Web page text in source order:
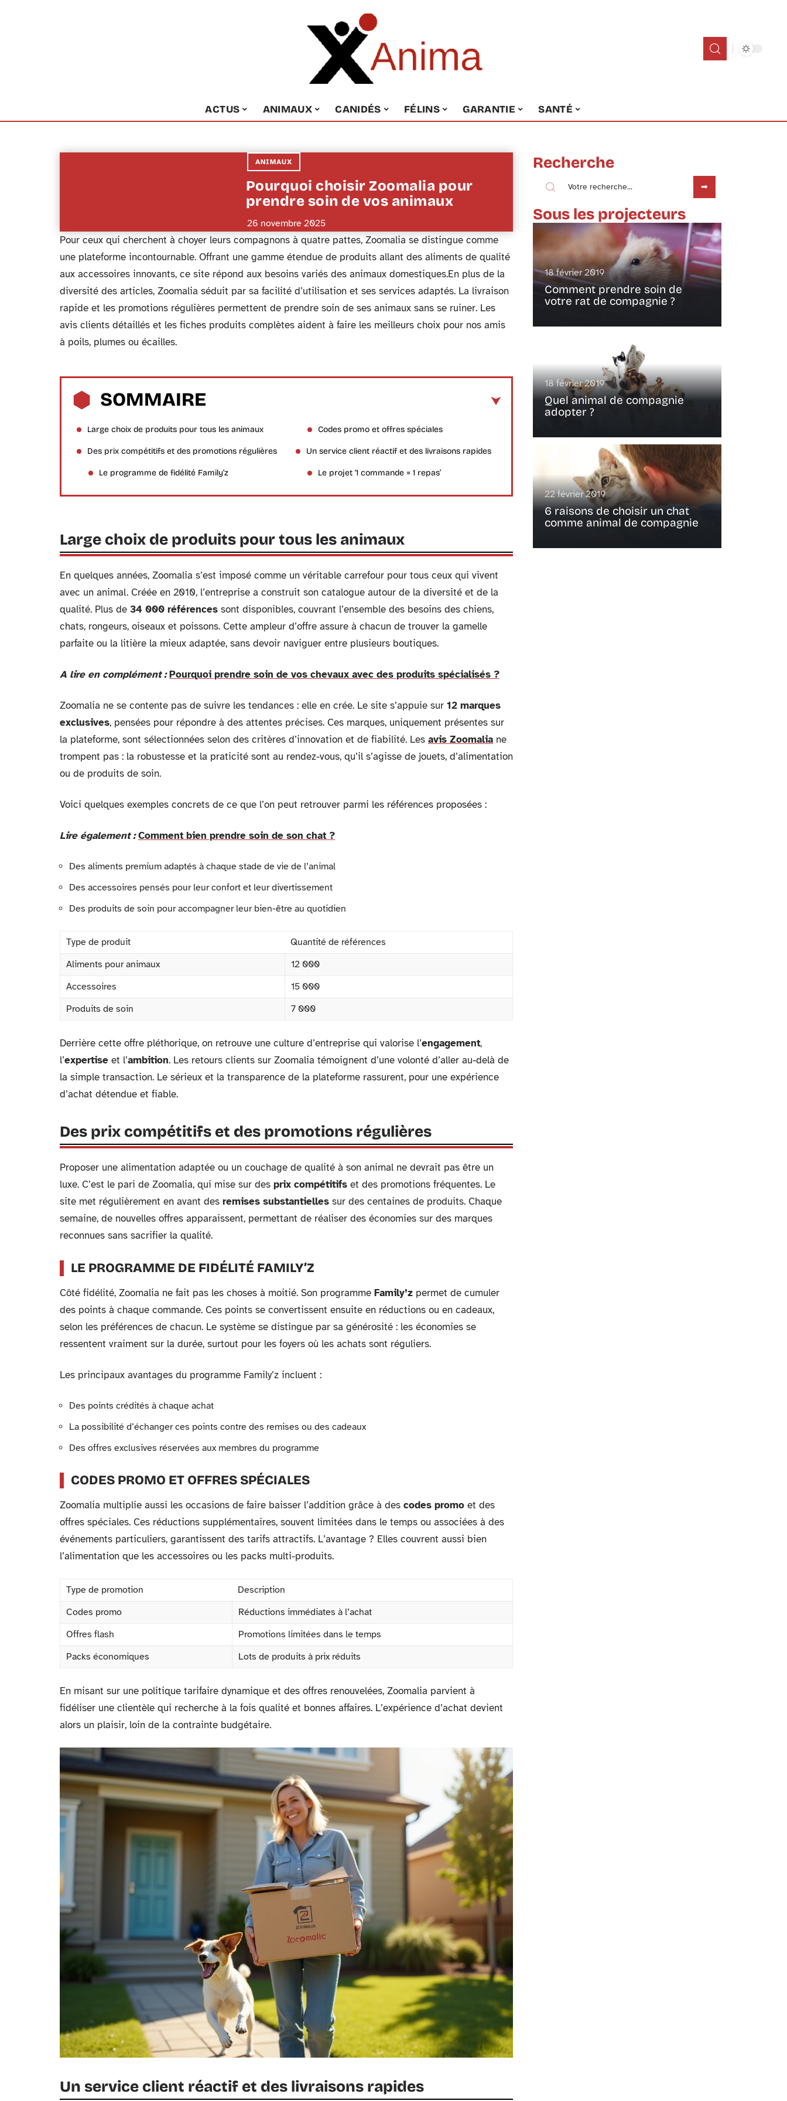
ACTUS ANIMAUX CANIDÉS FÉLINS GARANTIE SANTÉ
ANIMAUX
Pourquoi choisir Zoomalia pour
prendre soin de vos animaux
26 novembre 2025
Pour ceux qui cherchent à choyer leurs compagnons à quatre pattes, Zoomalia se distingue comme
une plateforme incontournable. Offrant une gamme étendue de produits allant des aliments de qualité
aux accessoires innovants, ce site répond aux besoins variés des animaux domestiques.En plus de la
diversité des articles, Zoomalia séduit par sa facilité d’utilisation et ses services adaptés. La livraison
rapide et les promotions régulières permettent de prendre soin de ses animaux sans se ruiner. Les
avis clients détaillés et les fiches produits complètes aident à faire les meilleurs choix pour nos amis
à poils, plumes ou écailles.
SOMMAIRE
Large choix de produits pour tous les animaux
Des prix compétitifs et des promotions régulières
Le programme de fidélité Family’z
Codes promo et offres spéciales
Un service client réactif et des livraisons rapides
Le projet ‘1 commande = 1 repas’
Large choix de produits pour tous les animaux
En quelques années, Zoomalia s’est imposé comme un véritable carrefour pour tous ceux qui vivent
avec un animal. Créée en 2010, l’entreprise a construit son catalogue autour de la diversité et de la
qualité. Plus de 34 000 références sont disponibles, couvrant l’ensemble des besoins des chiens,
chats, rongeurs, oiseaux et poissons. Cette ampleur d’offre assure à chacun de trouver la gamelle
parfaite ou la litière la mieux adaptée, sans devoir naviguer entre plusieurs boutiques.
A lire en complément : Pourquoi prendre soin de vos chevaux avec des produits spécialisés ?
Zoomalia ne se contente pas de suivre les tendances : elle en crée. Le site s’appuie sur 12 marques
exclusives, pensées pour répondre à des attentes précises. Ces marques, uniquement présentes sur
la plateforme, sont sélectionnées selon des critères d’innovation et de fiabilité. Les avis Zoomalia ne
trompent pas : la robustesse et la praticité sont au rendez-vous, qu’il s’agisse de jouets, d’alimentation
ou de produits de soin.
Voici quelques exemples concrets de ce que l’on peut retrouver parmi les références proposées :
Lire également : Comment bien prendre soin de son chat ?
Des aliments premium adaptés à chaque stade de vie de l’animal
Des accessoires pensés pour leur confort et leur divertissement
Des produits de soin pour accompagner leur bien-être au quotidien
Type de produit
Quantité de références
Aliments pour animaux
12 000
Accessoires
15 000
Produits de soin
7 000
Derrière cette offre pléthorique, on retrouve une culture d’entreprise qui valorise l’engagement,
l’expertise et l’ambition. Les retours clients sur Zoomalia témoignent d’une volonté d’aller au-delà de
la simple transaction. Le sérieux et la transparence de la plateforme rassurent, pour une expérience
d’achat détendue et fiable.
Des prix compétitifs et des promotions régulières
Proposer une alimentation adaptée ou un couchage de qualité à son animal ne devrait pas être un
luxe. C’est le pari de Zoomalia, qui mise sur des prix compétitifs et des promotions fréquentes. Le
site met régulièrement en avant des remises substantielles sur des centaines de produits. Chaque
semaine, de nouvelles offres apparaissent, permettant de réaliser des économies sur des marques
reconnues sans sacrifier la qualité.
LE PROGRAMME DE FIDÉLITÉ FAMILY’Z
Côté fidélité, Zoomalia ne fait pas les choses à moitié. Son programme Family’z permet de cumuler
des points à chaque commande. Ces points se convertissent ensuite en réductions ou en cadeaux,
selon les préférences de chacun. Le système se distingue par sa générosité : les économies se
ressentent vraiment sur la durée, surtout pour les foyers où les achats sont réguliers.
Les principaux avantages du programme Family’z incluent :
Des points crédités à chaque achat
La possibilité d’échanger ces points contre des remises ou des cadeaux
Des offres exclusives réservées aux membres du programme
CODES PROMO ET OFFRES SPÉCIALES
Zoomalia multiplie aussi les occasions de faire baisser l’addition grâce à des codes promo et des
offres spéciales. Ces réductions supplémentaires, souvent limitées dans le temps ou associées à des
événements particuliers, garantissent des tarifs attractifs. L’avantage ? Elles couvrent aussi bien
l’alimentation que les accessoires ou les packs multi-produits.
Type de promotion
Description
Codes promo
Réductions immédiates à l’achat
Offres flash
Promotions limitées dans le temps
Packs économiques
Lots de produits à prix réduits
En misant sur une politique tarifaire dynamique et des offres renouvelées, Zoomalia parvient à
fidéliser une clientèle qui recherche à la fois qualité et bonnes affaires. L’expérience d’achat devient
alors un plaisir, loin de la contrainte budgétaire.
Un service client réactif et des livraisons rapides
Recherche
Sous les projecteurs
18 février 2019
Comment prendre soin de
votre rat de compagnie ?
18 février 2019
Quel animal de compagnie
adopter ?
22 février 2019
6 raisons de choisir un chat
comme animal de compagnie